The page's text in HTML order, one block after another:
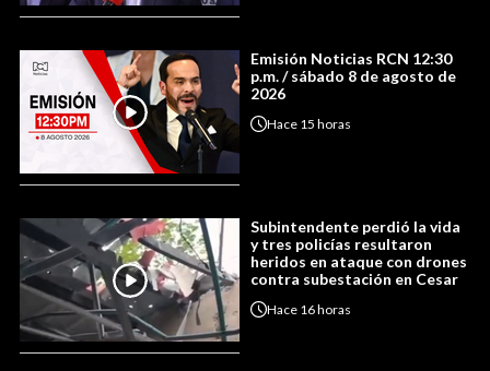
Emisión Noticias RCN 12:30
p.m. / sábado 8 de agosto de
2026
Hace 15 horas
Subintendente perdió la vida
y tres policías resultaron
heridos en ataque con drones
contra subestación en Cesar
Hace 16 horas